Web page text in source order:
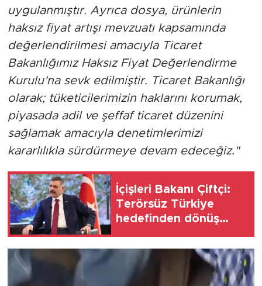
uygulanmıştır. Ayrıca dosya, ürünlerin
haksız fiyat artışı mevzuatı kapsamında
değerlendirilmesi amacıyla Ticaret
Bakanlığımız Haksız Fiyat Değerlendirme
Kurulu’na sevk edilmiştir. Ticaret Bakanlığı
olarak; tüketicilerimizin haklarını korumak,
piyasada adil ve şeffaf ticaret düzenini
sağlamak amacıyla denetimlerimizi
kararlılıkla sürdürmeye devam edeceğiz."
İçişleri Bakanı Çiftçi:
Terörsüz Türkiye
hedefinden dönüş